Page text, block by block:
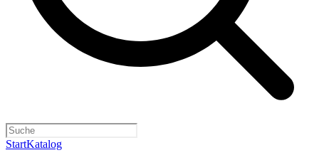
StartKatalog